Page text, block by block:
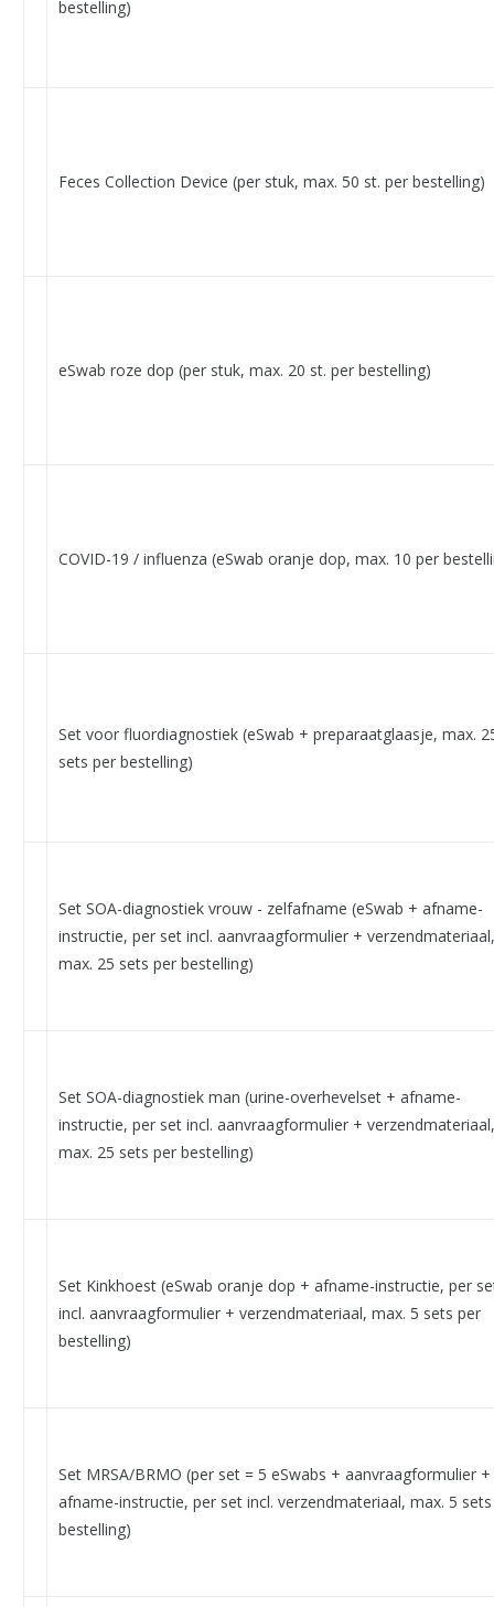
bestelling)
Feces Collection Device (per stuk, max. 50 st. per bestelling)
eSwab roze dop (per stuk, max. 20 st. per bestelling)
COVID-19 / influenza (eSwab oranje dop, max. 10 per
Set voor fluordiagnostiek (eSwab + preparaatglaasje, max.
sets per bestelling)
Set SOA-diagnostiek vrouw - zelfafname (eSwab + afname-
instructie, per set incl. aanvraagformulier + verzendmateriaal,
max. 25 sets per bestelling)
Set SOA-diagnostiek man (urine-overhevelset + afname-
instructie, per set incl. aanvraagformulier + verzendmateriaal,
max. 25 sets per bestelling)
Set Kinkhoest (eSwab oranje dop + afname-instructie, per
incl. aanvraagformulier + verzendmateriaal, max. 5 sets per
bestelling)
Set MRSA/BRMO (per set = 5 eSwabs + aanvraagformulier +
afname-instructie, per set incl. verzendmateriaal, max. 5
bestelling)